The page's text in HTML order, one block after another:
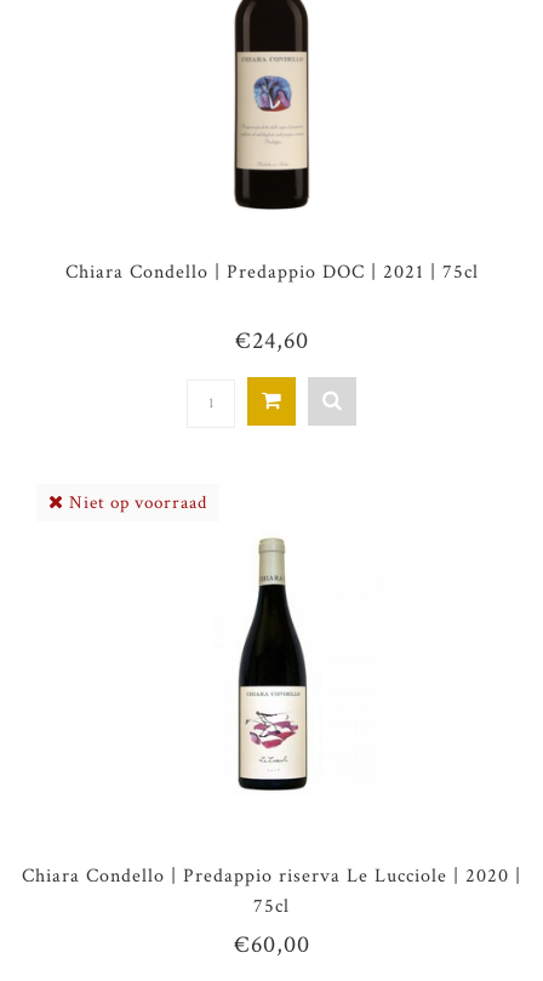
Chiara Condello | Predappio DOC | 2021 | 75cl
€24,60
Niet op voorraad
Chiara Condello | Predappio riserva Le Lucciole | 2020 |
75cl
€60,00